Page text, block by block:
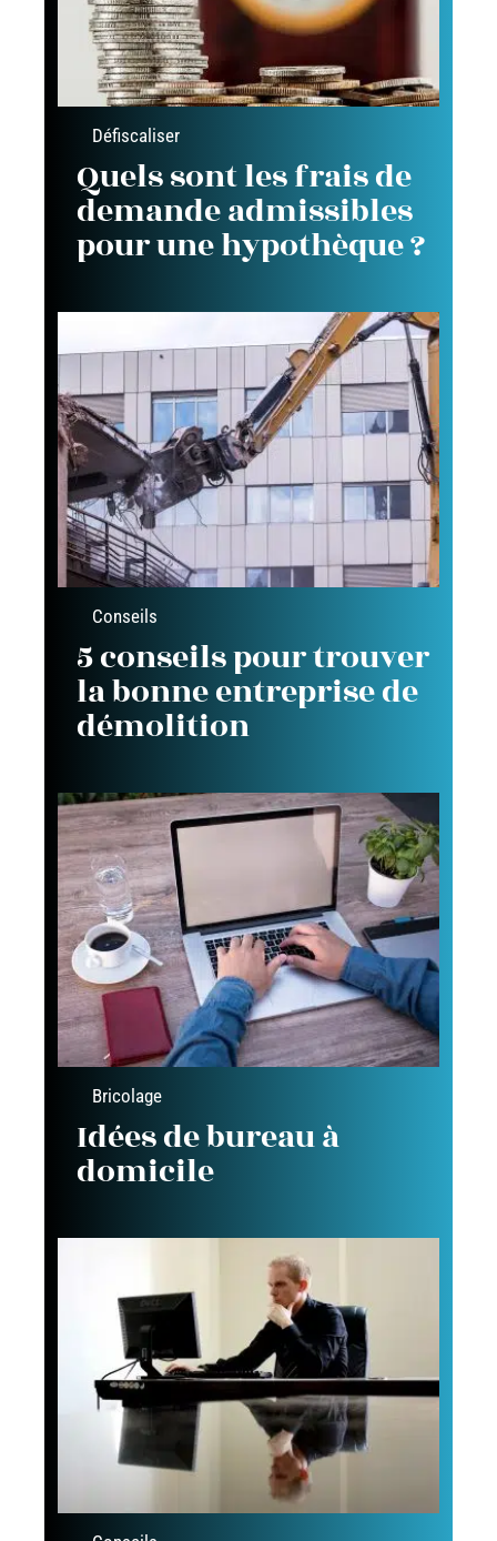
Défiscaliser
Quels sont les frais de
demande admissibles
pour une hypothèque ?
Conseils
5 conseils pour trouver
la bonne entreprise de
démolition
Bricolage
Idées de bureau à
domicile